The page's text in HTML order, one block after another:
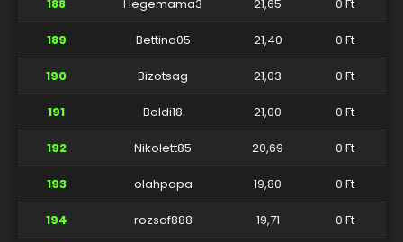
188 Hegemama3 21,65 0 Ft
189 Bettina05 21,40 0 Ft
190 Bizotsag 21,03 0 Ft
191 Boldi18 21,00 0 Ft
192 Nikolett85 20,69 0 Ft
193 olahpapa 19,80 0 Ft
194 rozsaf888 19,71 0 Ft